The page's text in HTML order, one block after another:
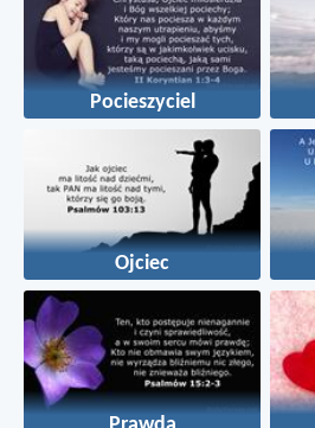
Pocieszyciel
Ojciec